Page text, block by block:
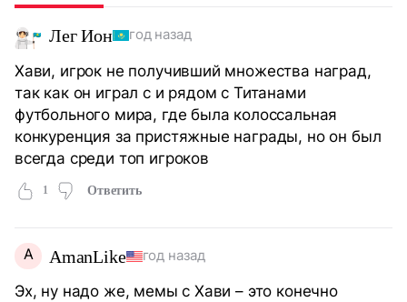
Лег Ион год назад
Хави, игрок не получивший множества наград,
так как он играл с и рядом с Титанами
футбольного мира, где была колоссальная
конкуренция за пристяжные награды, но он был
всегда среди топ игроков
1 Ответить
A AmanLike год назад
Эх, ну надо же, мемы с Хави – это конечно